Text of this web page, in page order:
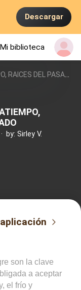
Descargar
Mi biblioteca
DEL PASADO
· by: Sirley V.
son la clave
a aceptar
el frío y